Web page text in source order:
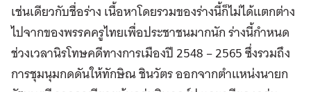
เช่นเดียวกับชื่อร่าง เนื้อหาโดยรวมของร่างนี้ก็ไม่ได้แตกต่าง
ไปจากของพรรคครูไทยเพื่อประชาชนมากนัก ร่างนี้กำหนด
ช่วงเวลานิรโทษคดีทางการเมืองปี 2548 – 2565 ซึ่งรวมถึง
การชุมนุมกดดันให้ทักษิณ ชินวัตร ออกจากตำแหน่งนายก